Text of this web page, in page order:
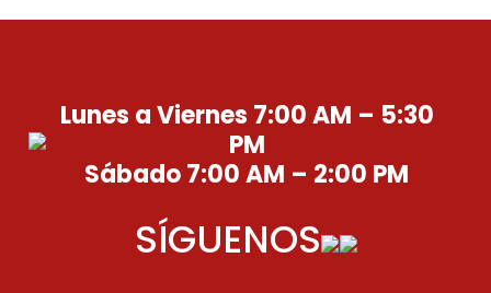
Lunes a Viernes 7:00 AM – 5:30
PM
Sábado 7:00 AM – 2:00 PM
SÍGUENOS